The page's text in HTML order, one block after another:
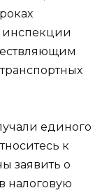
инспекции
единого
к
заявить о
налоговую